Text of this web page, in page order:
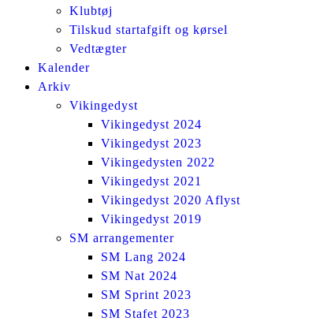
Klubtøj
Tilskud startafgift og kørsel
Vedtægter
Kalender
Arkiv
Vikingedyst
Vikingedyst 2024
Vikingedyst 2023
Vikingedysten 2022
Vikingedyst 2021
Vikingedyst 2020 Aflyst
Vikingedyst 2019
SM arrangementer
SM Lang 2024
SM Nat 2024
SM Sprint 2023
SM Stafet 2023